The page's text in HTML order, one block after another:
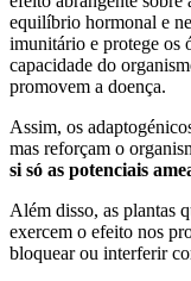
equilíbrio hormonal e
imunitário e protege os
capacidade do
promovem a doença.
Assim, os
mas reforçam o
si só as potenciais
Além disso, as plantas
exercem o efeito nos
bloquear ou interferir